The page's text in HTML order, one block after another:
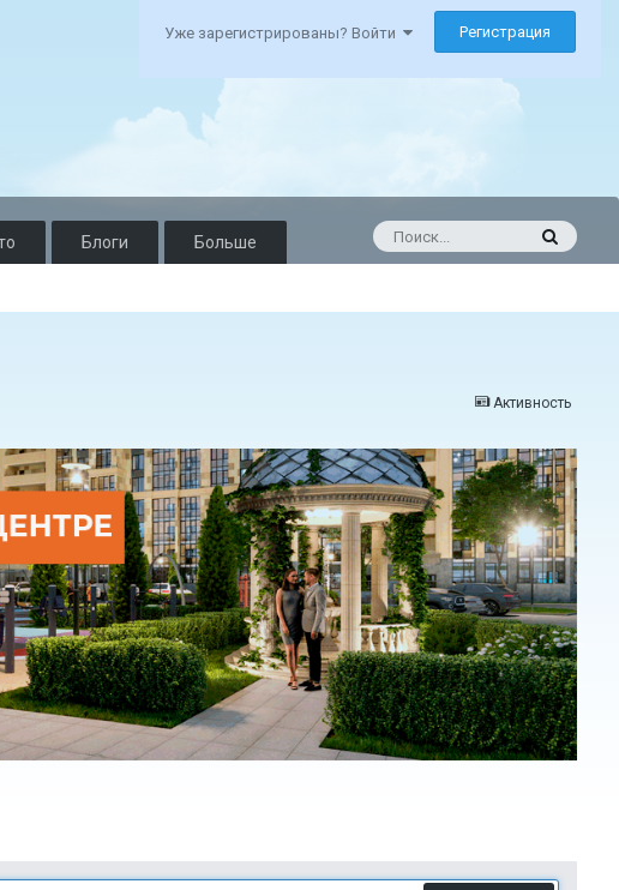
Уже зарегистрированы? Войти Регистрация
Блоги Больше
Активность